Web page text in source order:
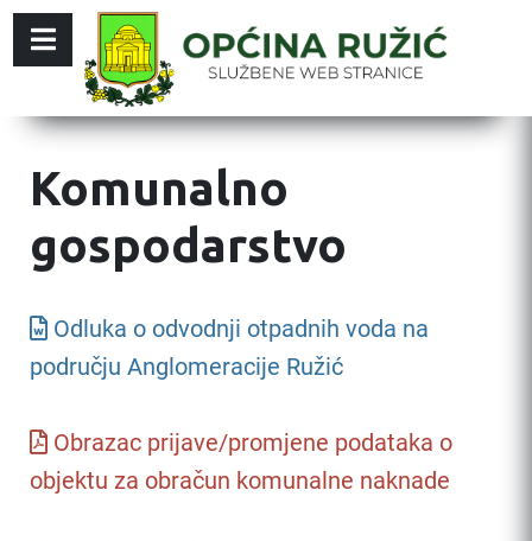
Komunalno
gospodarstvo
Odluka o odvodnji otpadnih voda na
području Anglomeracije Ružić
Obrazac prijave/promjene podataka o
objektu za obračun komunalne naknade